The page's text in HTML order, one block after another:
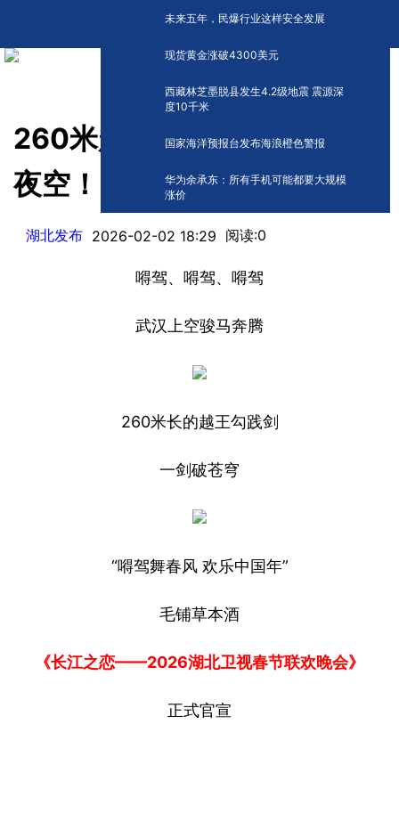
未来五年，民爆行业这样安全发展
现货黄金涨破4300美元
西藏林芝墨脱县发生4.2级地震 震源深
度10千米
国家海洋预报台发布海浪橙色警报
华为余承东：所有手机可能都要大规模
涨价
260米越王勾践剑，惊现武汉
夜空！
湖北发布 2026-02-02 18:29 阅读:0
嘚驾、嘚驾、嘚驾
武汉上空骏马奔腾
260米长的越王勾践剑
一剑破苍穹
“嘚驾舞春风 欢乐中国年”
毛铺草本酒
《长江之恋——2026湖北卫视春节联欢晚会》
正式官宣